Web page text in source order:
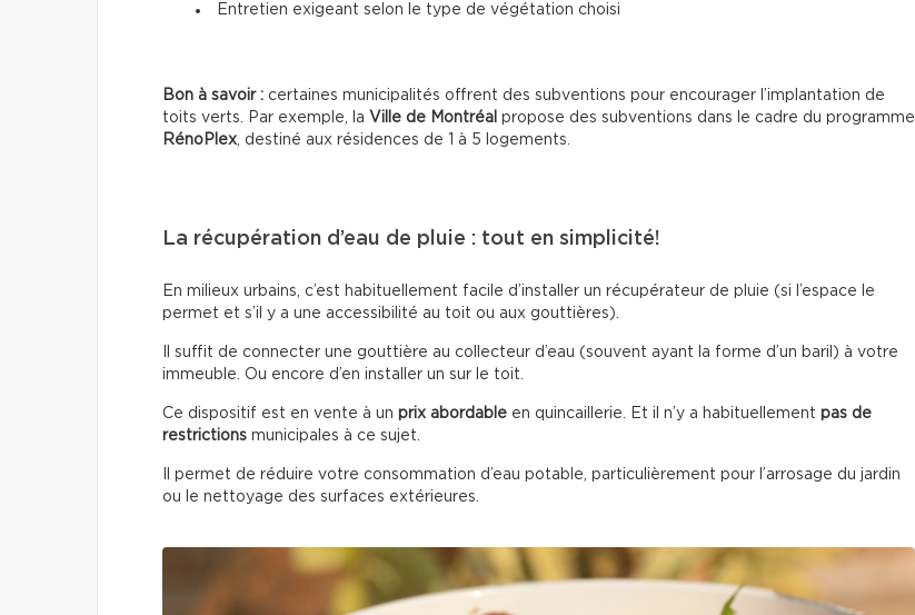
Entretien exigeant selon le type de végétation choisi
Bon à savoir : certaines municipalités offrent des subventions pour encourager l’implantation de
toits verts. Par exemple, la Ville de Montréal propose des subventions dans le cadre du programme
RénoPlex , destiné aux résidences de 1 à 5 logements.
La récupération d’eau de pluie : tout en simplicité!
En milieux urbains, c’est habituellement facile d’installer un récupérateur de pluie (si l’espace le
permet et s’il y a une accessibilité au toit ou aux gouttières).
Il suffit de connecter une gouttière au collecteur d’eau (souvent ayant la forme d’un baril) à votre
immeuble. Ou encore d’en installer un sur le toit.
Ce dispositif est en vente à un prix abordable en quincaillerie. Et il n’y a habituellement pas de
restrictions municipales à ce sujet.
Il permet de réduire votre consommation d’eau potable, particulièrement pour l’arrosage du jardin
ou le nettoyage des surfaces extérieures.